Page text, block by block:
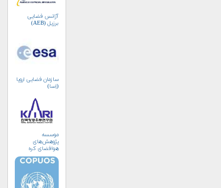
آژانس فضایی
برزیل (AEB)
سازمان فضایی اروپا
(اِسا)
موسسه
پژوهش‌های
هوافضای کره
جنوبی (KARI)